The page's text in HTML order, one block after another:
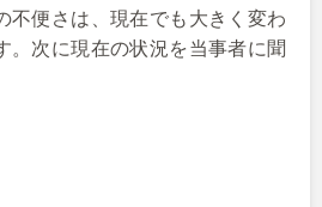
不便さは、現在でも大きく変わ
。次に現在の状況を当事者に聞